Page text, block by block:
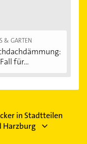
& GARTEN
für...
in Stadtteilen
Harzburg